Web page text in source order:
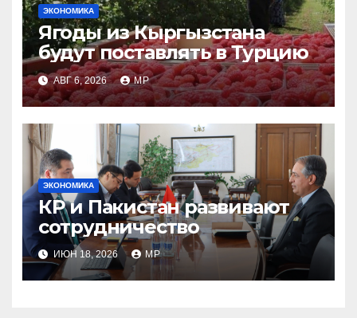
ЭКОНОМИКА
Ягоды из Кыргызстана
будут поставлять в Турцию
АВГ 6, 2026 MP
ЭКОНОМИКА
КР и Пакистан развивают
сотрудничество
ИЮН 18, 2026 MP